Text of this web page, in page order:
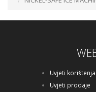
Uvjeti korištenja
Uvjeti prodaje